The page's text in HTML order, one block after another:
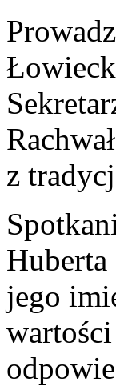
z
jego